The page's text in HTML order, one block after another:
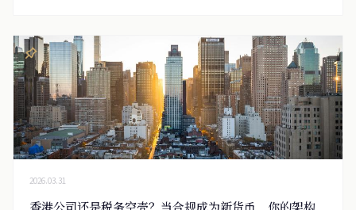
2026.03.31
香港公司还是税务空壳？当合规成为新货币，你的架构